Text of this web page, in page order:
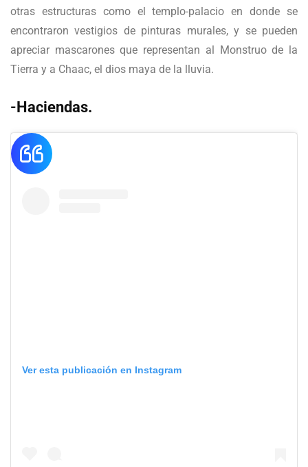
otras estructuras como el templo-palacio en donde se
encontraron vestigios de pinturas murales, y se pueden
apreciar mascarones que representan al Monstruo de la
Tierra y a Chaac, el dios maya de la lluvia.
-Haciendas.
Ver esta publicación en Instagram